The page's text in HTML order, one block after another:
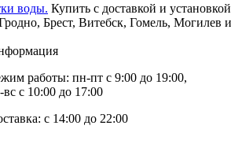
воды. Купить с доставкой и установкой
Брест, Витебск, Гомель, Могилев и
работы: пн-пт с 9:00 до 19:00,
вс с 10:00 до 17:00
с 14:00 до 22:00